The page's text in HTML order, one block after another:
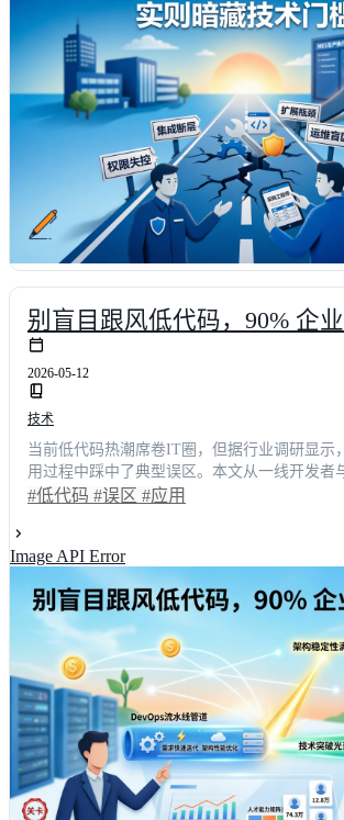
别盲目跟风低代码，90% 企
2026-05-12
技术
当前低代码热潮席卷IT圈，但据行业调研显示
用过程中踩中了典型误区。本文从一线开发者
出发，深度拆解拖拽失控、流程僵化、数据割
质，实现研发效能的跨越式提升。
#低代码 #误区 #应用
Image API Error